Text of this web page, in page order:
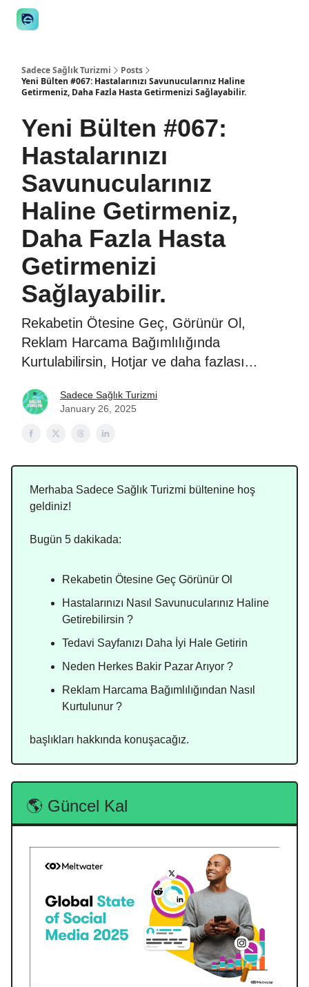
Sadece Sağlık Turizmi
Posts
Yeni Bülten #067: Hastalarınızı Savunucularınız Haline
Getirmeniz, Daha Fazla Hasta Getirmenizi Sağlayabilir.
Yeni Bülten #067:
Hastalarınızı
Savunucularınız
Haline Getirmeniz,
Daha Fazla Hasta
Getirmenizi
Sağlayabilir.
Rekabetin Ötesine Geç, Görünür Ol,
Reklam Harcama Bağımlılığında
Kurtulabilirsin, Hotjar ve daha fazlası...
Sadece Sağlık Turizmi
January 26, 2025
Merhaba Sadece Sağlık Turizmi bültenine hoş
geldiniz!
Bugün 5 dakikada:
Rekabetin Ötesine Geç Görünür Ol
Hastalarınızı Nasıl Savunucularınız Haline
Getirebilirsin ?
Tedavi Sayfanızı Daha İyi Hale Getirin
Neden Herkes Bakir Pazar Arıyor ?
Reklam Harcama Bağımlılığından Nasıl
Kurtulunur ?
başlıkları hakkında konuşacağız.
🌎 Güncel Kal